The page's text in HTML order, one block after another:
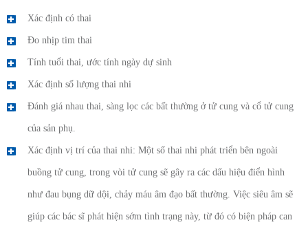
Xác định có thai
Đo nhịp tim thai
Tính tuổi thai, ước tính ngày dự sinh
Xác định số lượng thai nhi
Đánh giá nhau thai, sàng lọc các bất thường ở tử cung và cổ tử cung
của sản phụ.
Xác định vị trí của thai nhi: Một số thai nhi phát triển bên ngoài
buồng tử cung, trong vòi tử cung sẽ gây ra các dấu hiệu điển hình
như đau bụng dữ dội, chảy máu âm đạo bất thường. Việc siêu âm sẽ
giúp các bác sĩ phát hiện sớm tình trạng này, từ đó có biện pháp can